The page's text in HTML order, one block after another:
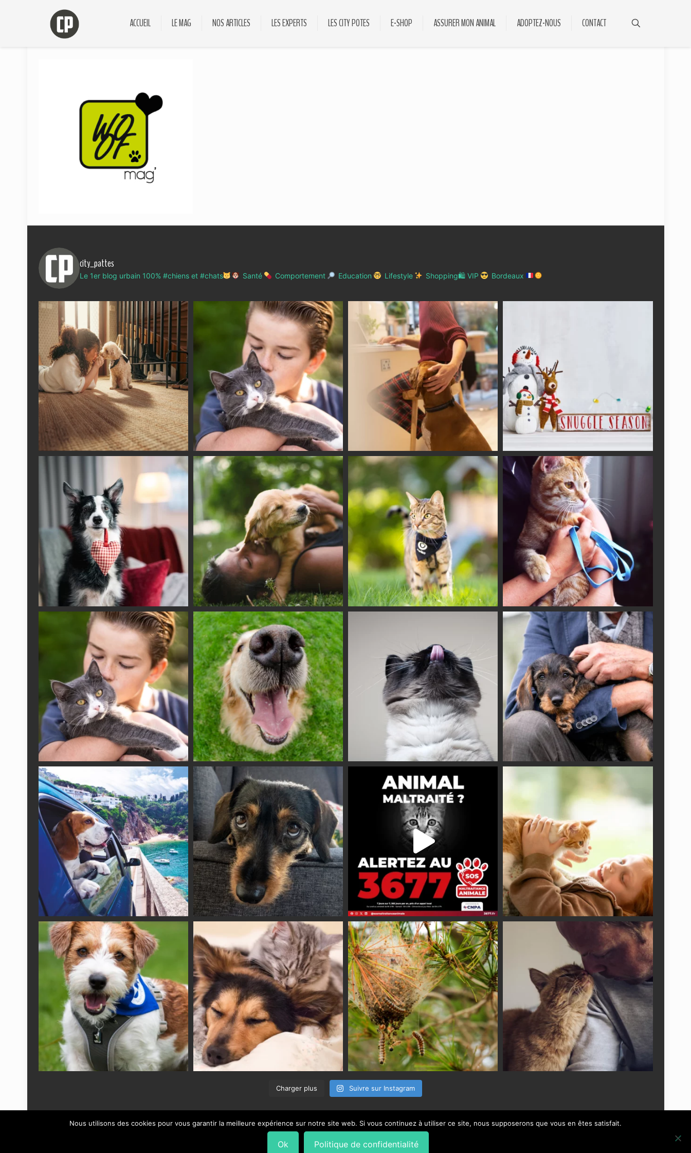
ACCUEIL LE MAG NOS ARTICLES LES EXPERTS LES CITY POTES E-SHOP ASSURER MON ANIMAL ADOPTEZ-NOUS CONTACT
city_pattes
Le 1er blog urbain 100% #chiens et #chats Santé Comportement Education Lifestyle Shopping🛍 VIP Bordeaux
Charger plus Suivre sur Instagram
Nous utilisons des cookies pour vous garantir la meilleure expérience sur notre site web. Si vous continuez à utiliser ce site, nous supposerons que vous en êtes satisfait.
Ok Politique de confidentialité